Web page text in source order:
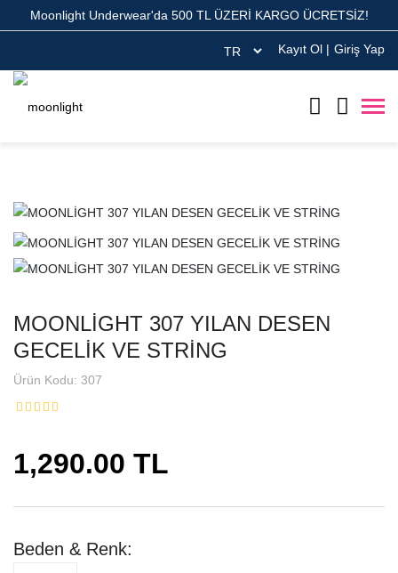
Moonlight Underwear'da 500 TL ÜZERİ KARGO ÜCRETSİZ!
Giriş Yap
Kayıt Ol |
MOONLİGHT 307 YILAN DESEN
GECELİK VE STRİNG
Ürün Kodu: 307
1,290.00 TL
Beden & Renk: